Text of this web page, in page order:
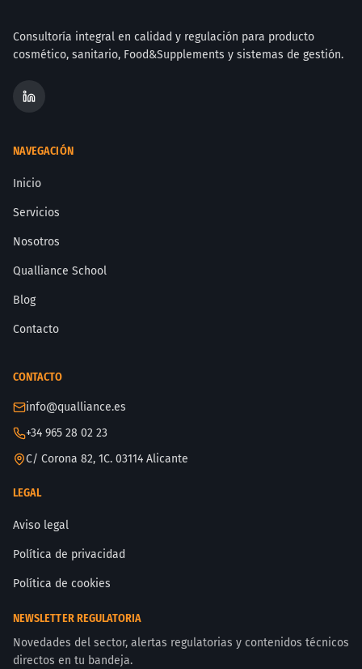
Consultoría integral en calidad y regulación para producto
cosmético, sanitario, Food&Supplements y sistemas de gestión.
NAVEGACIÓN
Inicio
Servicios
Nosotros
Qualliance School
Blog
Contacto
CONTACTO
info@qualliance.es
+34 965 28 02 23
C/ Corona 82, 1C. 03114 Alicante
LEGAL
Aviso legal
Política de privacidad
Política de cookies
NEWSLETTER REGULATORIA
Novedades del sector, alertas regulatorias y contenidos técnicos
directos en tu bandeja.